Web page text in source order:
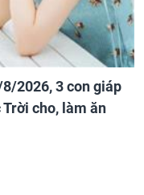
2026, 3 con giáp
cho, làm ăn